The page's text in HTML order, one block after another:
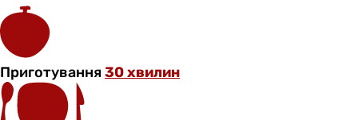
Приготування30 хвилин